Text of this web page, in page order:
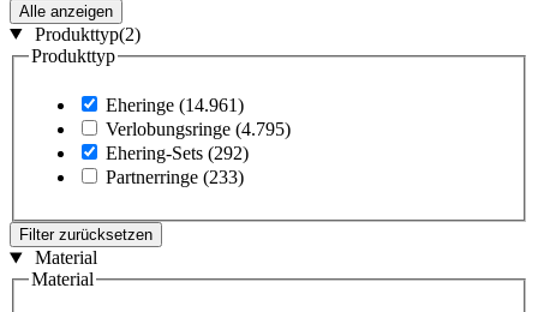
Alle anzeigen
Produkttyp(2)
Produkttyp
Eheringe (14.961)
Verlobungsringe (4.795)
Ehering-Sets (292)
Partnerringe (233)
Filter zurücksetzen
Material
Material